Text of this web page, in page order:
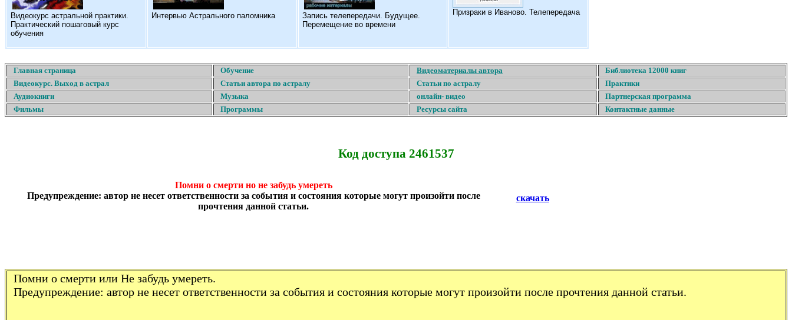
Видеокурс астральной практики.
Практический пошаговый курс
обучения
Интервью Астрального паломника
Запись телепередачи. Будущее.
Перемещение во времени
Призраки в Иваново. Телепередача
Главная страница Обучение Видеоматериалы автора
Библиотека 12000 книг
Видеокурс. Выход в астрал
Статьи автора по астралу Статьи по астралу
Практики
Аудиокниги
Музыка онлайн- видео
Партнерская программа
Фильмы
Программы Ресурсы сайта Контактные данные
Код доступа 2461537
Помни о смертино не забудь умереть
Предупреждение: автор не несет ответственности за события и состояния которые могут произойти после
прочтения данной статьи.
скачать
Помни о смерти или Не забудь умереть.
Предупреждение: автор не несет ответственности за события и состояния которые могут произойти после прочтения данной статьи.